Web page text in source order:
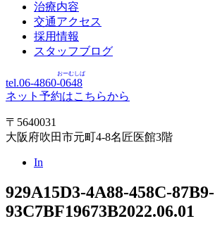
治療内容
交通アクセス
採用情報
スタッフブログ
tel.06-4860-0648
おーむしば
ネット予約はこちらから
〒5640031
大阪府吹田市元町4-8名匠医館3階
In
929A15D3-4A88-458C-87B9-
93C7BF19673B2022.06.01